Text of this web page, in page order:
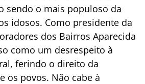
sendo o mais populoso da
idosos. Como presidente da
dos Bairros Aparecida
como um desrespeito à
ferindo o direito da
os povos. Não cabe à